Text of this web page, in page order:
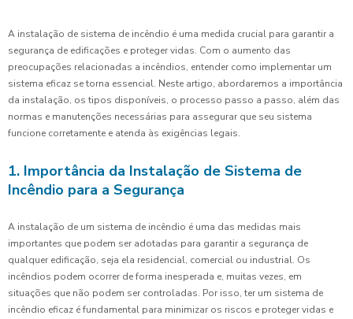
A instalação de sistema de incêndio é uma medida crucial para garantir a
segurança de edificações e proteger vidas. Com o aumento das
preocupações relacionadas a incêndios, entender como implementar um
sistema eficaz se torna essencial. Neste artigo, abordaremos a importância
da instalação, os tipos disponíveis, o processo passo a passo, além das
normas e manutenções necessárias para assegurar que seu sistema
funcione corretamente e atenda às exigências legais.
1. Importância da Instalação de Sistema de
Incêndio para a Segurança
A instalação de um sistema de incêndio é uma das medidas mais
importantes que podem ser adotadas para garantir a segurança de
qualquer edificação, seja ela residencial, comercial ou industrial. Os
incêndios podem ocorrer de forma inesperada e, muitas vezes, em
situações que não podem ser controladas. Por isso, ter um sistema de
incêndio eficaz é fundamental para minimizar os riscos e proteger vidas e